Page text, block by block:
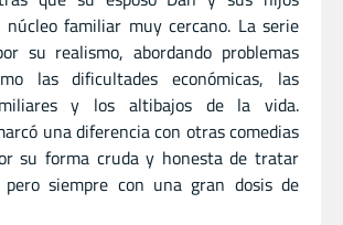
familiar muy cercano. La serie
su realismo, abordando problemas
las dificultades económicas, las
y los altibajos de la vida.
una diferencia con otras comedias
su forma cruda y honesta de tratar
siempre con una gran dosis de